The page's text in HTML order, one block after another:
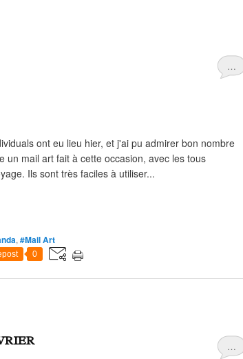
…
ont eu lieu hier, et j'ai pu admirer bon nombre
un mail art fait à cette occasion, avec les tous
Ils sont très faciles à utiliser...
, #Mail Art
0
…